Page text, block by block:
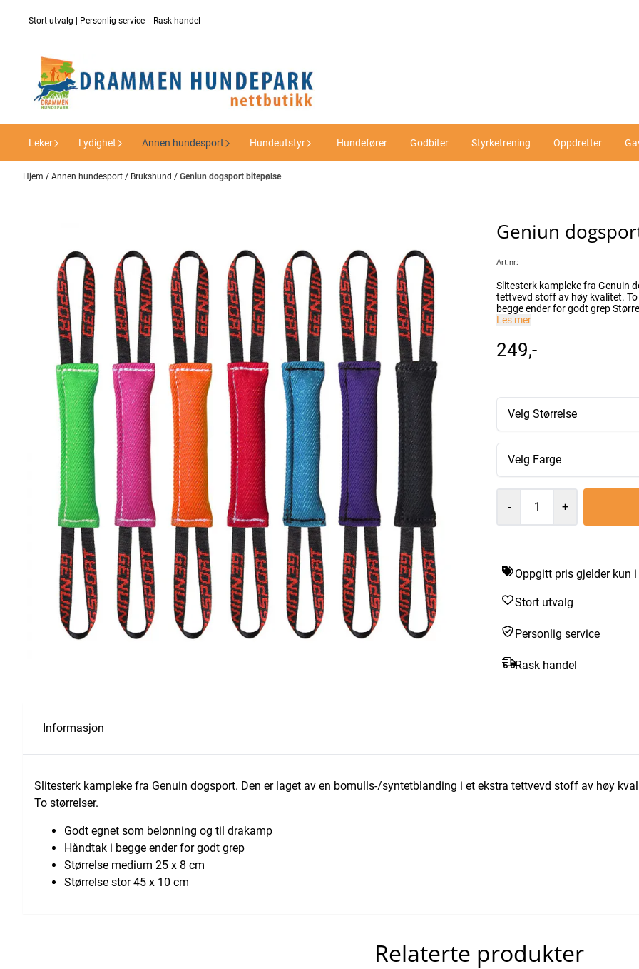
Stort utvalg | Personlig service | Rask handel
Leker Lydighet Annen hundesport Hundeutstyr Hundefører Godbiter Styrketrening Oppdretter
Hjem / Annen hundesport / Brukshund / Geniun dogsport bitepølse
Geniun
Art.nr:
Slitesterk kampleke fra Genuin
tettvevd stoff av høy kvalitet. To størrelser. Godt egnet som belønning og til drakamp Håndtak i
Les mer
249,-
Velg Størrelse
Velg Farge
- +
Oppgitt pris gjelder kun
Stort utvalg
Personlig service
Rask handel
Informasjon
Slitesterk kampleke fra Genuin dogsport. Den er laget av en bomulls-/syntetblanding i et ekstra tettvevd stoff av høy
To størrelser.
Godt egnet som belønning og til drakamp
Håndtak i begge ender for godt grep
Størrelse medium 25 x 8 cm
Størrelse stor 45 x 10 cm
Relaterte produkter